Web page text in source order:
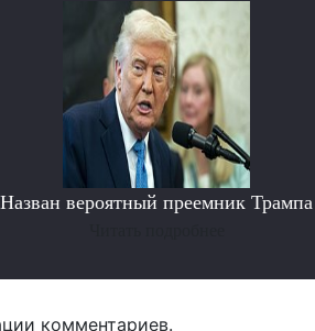
Назван вероятный преемник Трампа
комментариев.